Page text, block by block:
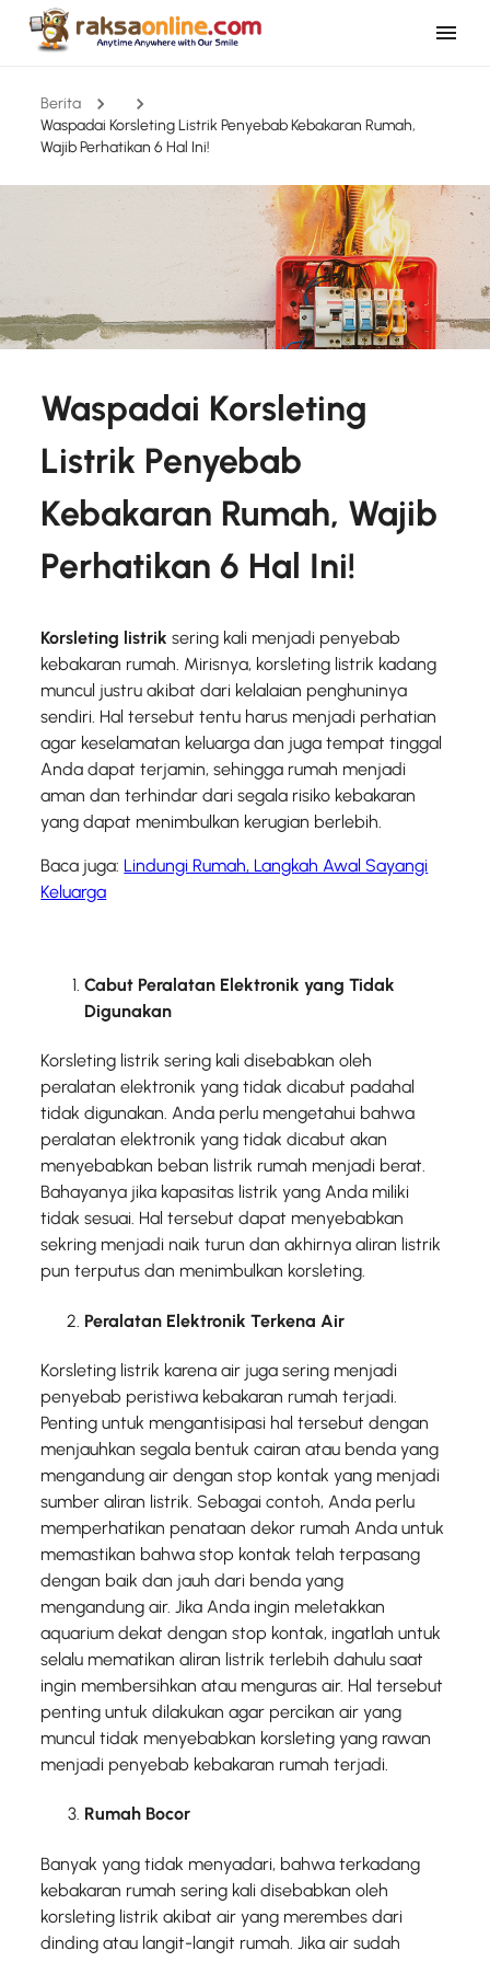
Berita
Waspadai Korsleting Listrik Penyebab Kebakaran Rumah,
Wajib Perhatikan 6 Hal Ini!
Waspadai Korsleting
Listrik Penyebab
Kebakaran Rumah, Wajib
Perhatikan 6 Hal Ini!
Korsleting listriksering kali menjadi penyebab
kebakaran rumah. Mirisnya, korsleting listrik kadang
muncul justru akibat dari kelalaian penghuninya
sendiri. Hal tersebut tentu harus menjadi perhatian
agar keselamatan keluarga dan juga tempat tinggal
Anda dapat terjamin, sehingga rumah menjadi
aman dan terhindar dari segala risiko kebakaran
yang dapat menimbulkan kerugian berlebih.
Baca juga: Lindungi Rumah, Langkah Awal Sayangi
Keluarga
Cabut Peralatan Elektronik yang Tidak
Digunakan
Korsleting listrik sering kali disebabkan oleh
peralatan elektronik yang tidak dicabut padahal
tidak digunakan. Anda perlu mengetahui bahwa
peralatan elektronik yang tidak dicabut akan
menyebabkan beban listrik rumah menjadi berat.
Bahayanya jika kapasitas listrik yang Anda miliki
tidak sesuai. Hal tersebut dapat menyebabkan
sekring menjadi naik turun dan akhirnya aliran listrik
pun terputus dan menimbulkan korsleting.
Peralatan Elektronik Terkena Air
Korsleting listrik karena air juga sering menjadi
penyebab peristiwa kebakaran rumah terjadi.
Penting untuk mengantisipasi hal tersebut dengan
menjauhkan segala bentuk cairan atau benda yang
mengandung air dengan stop kontak yang menjadi
sumber aliran listrik. Sebagai contoh, Anda perlu
memperhatikan penataan dekor rumah Anda untuk
memastikan bahwa stop kontak telah terpasang
dengan baik dan jauh dari benda yang
mengandung air. Jika Anda ingin meletakkan
aquarium dekat dengan stop kontak, ingatlah untuk
selalu mematikan aliran listrik terlebih dahulu saat
ingin membersihkan atau menguras air. Hal tersebut
penting untuk dilakukan agar percikan air yang
muncul tidak menyebabkan korsleting yang rawan
menjadi penyebab kebakaran rumah terjadi.
Rumah Bocor
Banyak yang tidak menyadari, bahwa terkadang
kebakaran rumah sering kali disebabkan oleh
korsleting listrik akibat air yang merembes dari
dinding atau langit-langit rumah. Jika air sudah